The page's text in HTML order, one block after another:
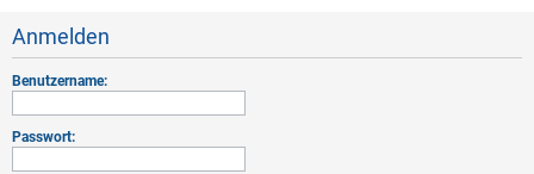
Anmelden
Benutzername:
Passwort: